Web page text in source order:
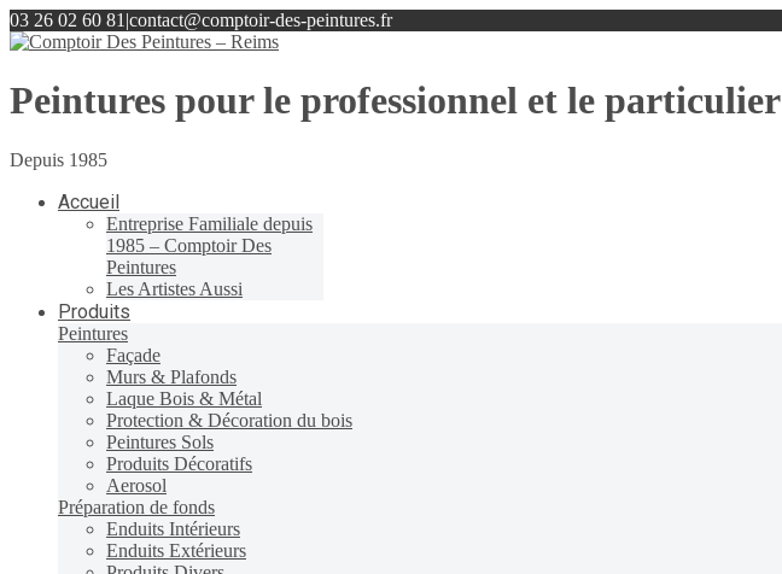
03 26 02 60 81 |contact@comptoir-des-peintures.fr
Peintures pour le professionnel et le particulier
Depuis 1985
Accueil
Entreprise Familiale depuis
1985 – Comptoir Des
Peintures
Les Artistes Aussi
Produits
Peintures
Façade
Murs & Plafonds
Laque Bois & Métal
Protection & Décoration du bois
Peintures Sols
Produits Décoratifs
Aerosol
Préparation de fonds
Enduits Intérieurs
Enduits Extérieurs